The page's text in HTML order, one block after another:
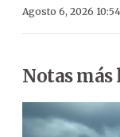
Agosto 6, 2026
Notas más